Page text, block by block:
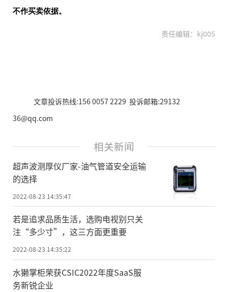
不作买卖依据。
责任编辑：kj005
文章投诉热线:156 0057 2229 投诉邮箱:29132
36@qq.com
相关新闻
超声波测厚仪厂家-油气管道安全运输
的选择
2022-08-23 14:35:47
若是追求品质生活，选购电视别只关
注“多少寸”，这三方面更重要
2022-08-23 14:35:22
水獭掌柜荣获CSIC2022年度SaaS服
务新锐企业